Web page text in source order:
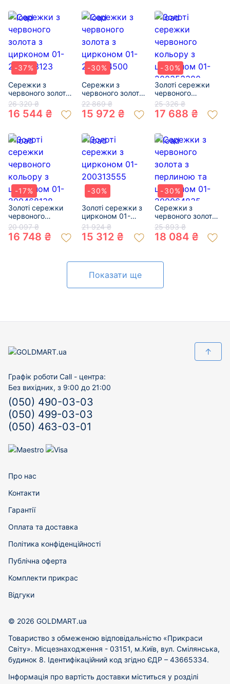
-37%
Сережки з
червоного золота
з цирконом 01-
200283123
26 320 ₴
16 544 ₴
-30%
Сережки з
червоного золота
з цирконом 01-
200324500
22 869 ₴
15 972 ₴
-30%
Золоті сережки
червоного
кольору з
цирконом 01-
200353380
25 326 ₴
17 688 ₴
-17%
Золоті сережки
червоного
кольору з
цирконом 01-
200468138
20 097 ₴
16 748 ₴
-30%
Золоті сережки з
цирконом 01-
200313555
21 924 ₴
15 312 ₴
-30%
Сережки з
червоного золота
з перлиною та
цирконом 01-
200064835
25 893 ₴
18 084 ₴
Показати ще
↑
Графік роботи Call - центра:
Без вихідних, з 9:00 до 21:00
(050) 490-03-03
(050) 499-03-03
(050) 463-03-01
Про нас
Контакти
Гарантії
Оплата та доставка
Політика конфіденційності
Публічна оферта
Комплекти прикрас
Відгуки
© 2026 GOLDMART.ua
Товариство з обмеженою відповідальністю «Прикраси
Світу». Місцезнаходження - 03151, м.Київ, вул. Смілянська,
будинок 8. Ідентифікаційний код згідно ЄДР – 43665334.
Інформація про вартість доставки міститься у розділі